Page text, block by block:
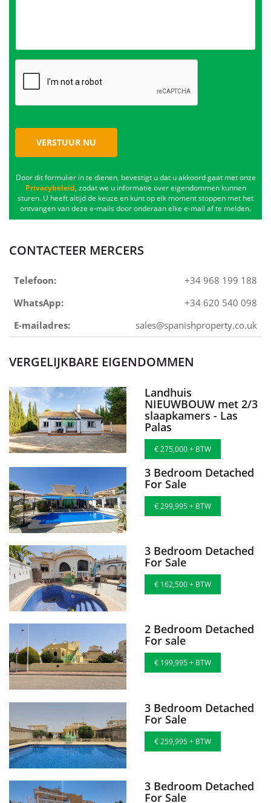
VERSTUUR NU
Door dit formulier in te dienen, bevestigt u dat u akkoord gaat met onze
Privacybeleid, zodat we u informatie over eigendommen kunnen
sturen. U heeft altijd de keuze en kunt op elk moment stoppen met het
ontvangen van deze e-mails door onderaan elke e-mail af te melden.
CONTACTEER MERCERS
Telefoon:
+34 968 199 188
WhatsApp:
+34 620 540 098
E-mailadres:
sales@spanishproperty.co.uk
VERGELIJKBARE EIGENDOMMEN
Landhuis
NIEUWBOUW met 2/3
slaapkamers - Las
Palas
€ 275,000 + BTW
3 Bedroom Detached
For Sale
€ 299,995 + BTW
3 Bedroom Detached
For Sale
€ 162,500 + BTW
2 Bedroom Detached
For sale
€ 199,995 + BTW
3 Bedroom Detached
For Sale
€ 259,995 + BTW
3 Bedroom Detached
For Sale